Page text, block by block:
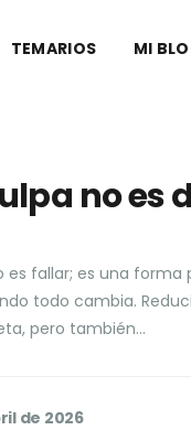
TEMARIOS MI
no es
es fallar; es una
todo cambia.
pero también…
de 2026